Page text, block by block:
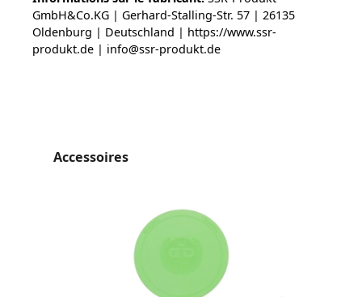
GmbH&Co.KG | Gerhard-Stalling-Str. 57 | 26135
Oldenburg | Deutschland | https://www.ssr-
produkt.de | info@ssr-produkt.de
Ignorer la galerie de produits
Accessoires